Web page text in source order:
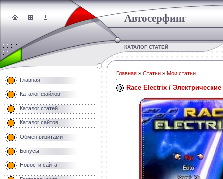
Автосерфинг
КАТАЛОГ СТАТЕЙ
Главная
Каталог файлов
Каталог статей
Каталог сайтов
Обмен визитами
Бонусы
Новости сайта
Главная » Статьи » Мои статьи
Race Electrix / Электрические